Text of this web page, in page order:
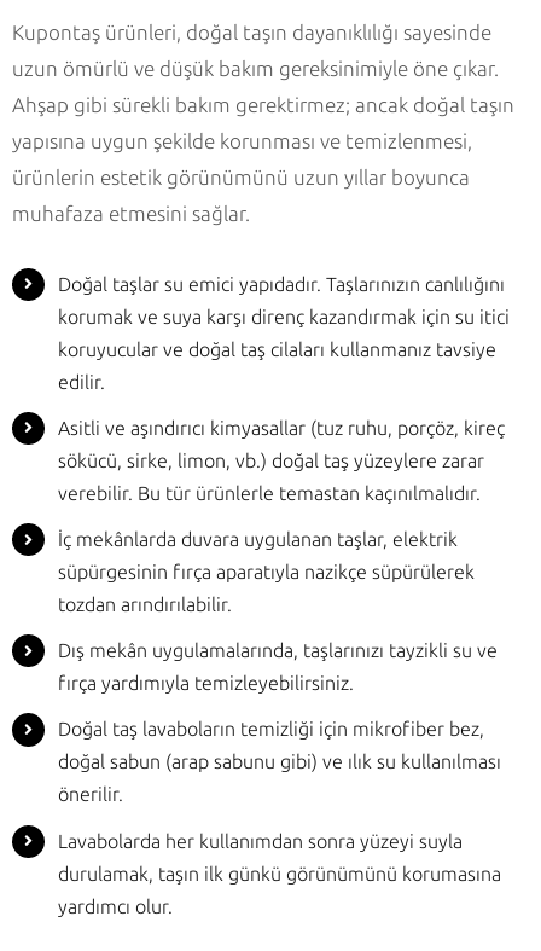
Kupontaş ürünleri, doğal taşın dayanıklılığı sayesinde
uzun ömürlü ve düşük bakım gereksinimiyle öne çıkar.
Ahşap gibi sürekli bakım gerektirmez; ancak doğal taşın
yapısına uygun şekilde korunması ve temizlenmesi,
ürünlerin estetik görünümünü uzun yıllar boyunca
muhafaza etmesini sağlar.
Doğal taşlar su emici yapıdadır. Taşlarınızın canlılığını
korumak ve suya karşı direnç kazandırmak için su itici
koruyucular ve doğal taş cilaları kullanmanız tavsiye
edilir.
Asitli ve aşındırıcı kimyasallar (tuz ruhu, porçöz, kireç
sökücü, sirke, limon, vb.) doğal taş yüzeylere zarar
verebilir. Bu tür ürünlerle temastan kaçınılmalıdır.
İç mekânlarda duvara uygulanan taşlar, elektrik
süpürgesinin fırça aparatıyla nazikçe süpürülerek
tozdan arındırılabilir.
Dış mekân uygulamalarında, taşlarınızı tayzikli su ve
fırça yardımıyla temizleyebilirsiniz.
Doğal taş lavaboların temizliği için mikrofiber bez,
doğal sabun (arap sabunu gibi) ve ılık su kullanılması
önerilir.
Lavabolarda her kullanımdan sonra yüzeyi suyla
durulamak, taşın ilk günkü görünümünü korumasına
yardımcı olur.